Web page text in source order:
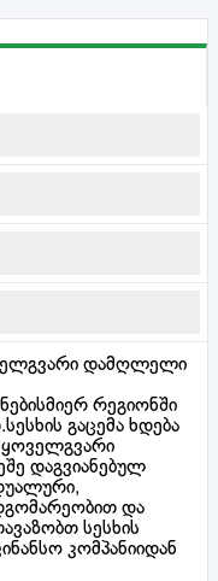
დამღლელი
რეგიონში
გაცემა ხდება
ყოველგვარი
დაგვიანებულ
და
სესხის
კომპანიიდან